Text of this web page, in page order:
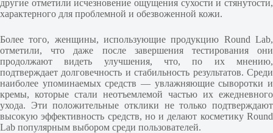
другие отметили исчезновение ощущения сухости и стянутости,
характерного для проблемной и обезвоженной кожи.
Более того, женщины, использующие продукцию Round Lab,
отметили, что даже после завершения тестирования они
продолжают видеть улучшения, что, по их мнению,
подтверждает долговечность и стабильность результатов. Среди
наиболее упоминаемых средств — увлажняющие сыворотки и
кремы, которые стали неотъемлемой частью их ежедневного
ухода. Эти положительные отклики не только подтверждают
высокую эффективность средств, но и делают косметику Round
Lab популярным выбором среди пользователей.